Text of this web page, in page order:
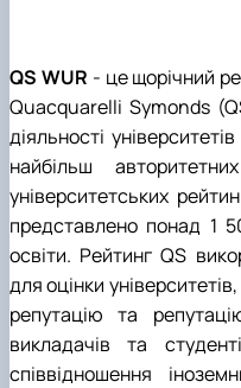
QS WUR - це щорічний
Quacquarelli Symonds
діяльності
найбільш
університетських
представлено понад 1
освіти. Рейтинг QS
для оцінки
репутацію та
викладачів та
співвідношення